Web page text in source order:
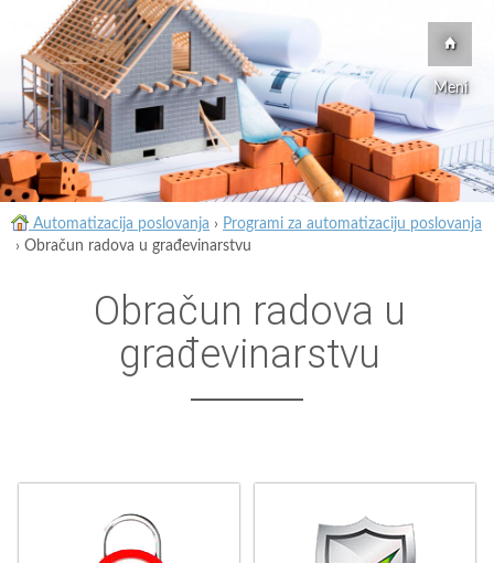
Meni
Automatizacija poslovanja › Programi za automatizaciju poslovanja
› Obračun radova u građevinarstvu
Obračun radova u
građevinarstvu